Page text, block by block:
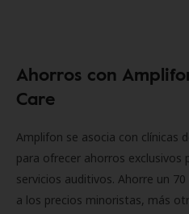
Ahorros con
Care
Amplifon se asocia con clínicas
para ofrecer ahorros exclusivos
servicios auditivos. Ahorre un
a los precios minoristas, más